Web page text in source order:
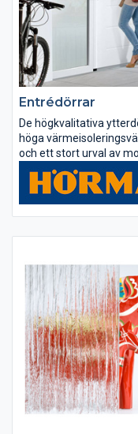
Entrédörrar
De högkvalitativa
höga
och ett stort urval av